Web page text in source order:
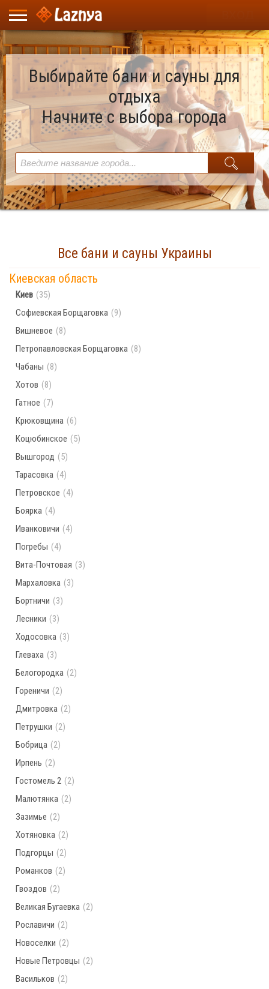
Выбирайте бани и сауны для
отдыха
Начните с выбора города
Найдено
Населённых пунктов по поисковому запросу
не найдено. Попробуйте ввести другой город
Все бани и сауны Украины
Киевская область
Киев (35)
Софиевская Борщаговка (9)
Вишневое (8)
Петропавловская Борщаговка (8)
Чабаны (8)
Хотов (8)
Гатное (7)
Крюковщина (6)
Коцюбинское (5)
Вышгород (5)
Тарасовка (4)
Петровское (4)
Боярка (4)
Иванковичи (4)
Погребы (4)
Вита-Почтовая (3)
Мархаловка (3)
Бортничи (3)
Лесники (3)
Ходосовка (3)
Глеваха (3)
Белогородка (2)
Гореничи (2)
Дмитровка (2)
Петрушки (2)
Бобрица (2)
Ирпень (2)
Гостомель 2 (2)
Малютянка (2)
Зазимье (2)
Хотяновка (2)
Подгорцы (2)
Романков (2)
Гвоздов (2)
Великая Бугаевка (2)
Рославичи (2)
Новоселки (2)
Новые Петровцы (2)
Васильков (2)